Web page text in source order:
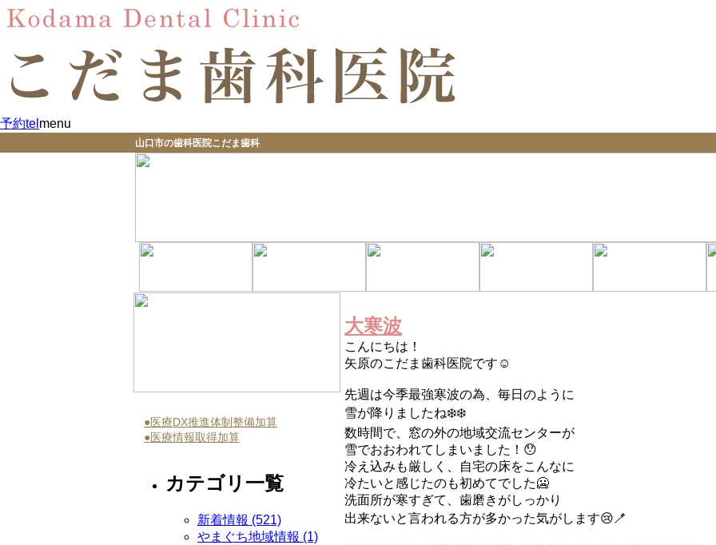
予約tel menu
山口市の歯科医院こだま歯科
大寒波
こんにちは！
矢原のこだま歯科医院です☺️
先週は今季最強寒波の為、毎日のように
雪が降りましたね❄️❄️
数時間で、窓の外の地域交流センターが
雪でおおわれてしまいました！😯
冷え込みも厳しく、自宅の床をこんなに
冷たいと感じたのも初めてでした🥶
洗面所が寒すぎて、歯磨きがしっかり
出来ないと言われる方が多かった気がします😢🪥
●医療DX推進体制整備加算
●医療情報取得加算
カテゴリ一覧
新着情報 (521)
やまぐち地域情報 (1)